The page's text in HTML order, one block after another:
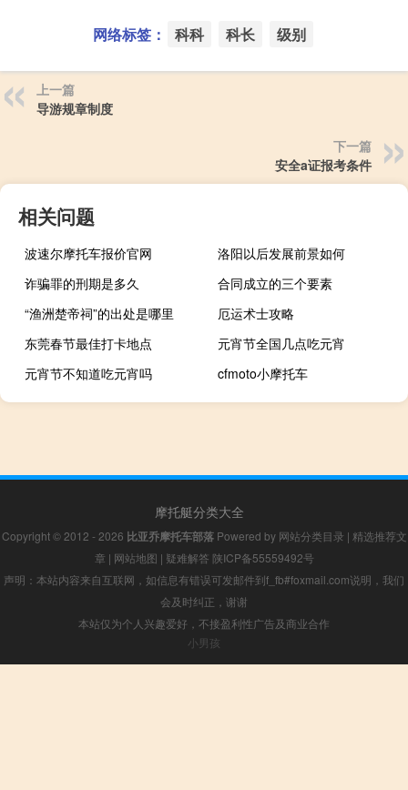
网络标签： 科科 科长 级别
上一篇
导游规章制度
下一篇
安全a证报考条件
相关问题
波速尔摩托车报价官网
洛阳以后发展前景如何
诈骗罪的刑期是多久
合同成立的三个要素
“渔洲楚帝祠”的出处是哪里
厄运术士攻略
东莞春节最佳打卡地点
元宵节全国几点吃元宵
元宵节不知道吃元宵吗
cfmoto小摩托车
摩托艇分类大全
Copyright © 2012 - 2026 比亚乔摩托车部落Powered by 网站分类目录 | 精选推荐文
章 | 网站地图 | 疑难解答 陕ICP备55559492号
声明：本站内容来自互联网，如信息有错误可发邮件到f_fb#foxmail.com说明，我们
会及时纠正，谢谢
本站仅为个人兴趣爱好，不接盈利性广告及商业合作
小男孩